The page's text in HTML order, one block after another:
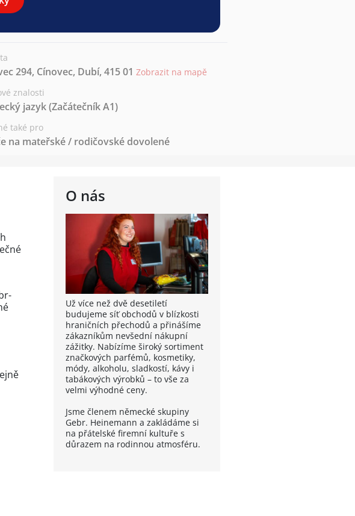
294, Cínovec, Dubí, 415 01 Zobrazit na mapě
znalosti
jazyk(Začátečník A1)
také pro
na mateřské / rodičovské dovolené
O nás
Už více než dvě desetiletí
budujeme síť obchodů v blízkosti
hraničních přechodů a přinášíme
zákazníkům nevšední nákupní
zážitky. Nabízíme široký sortiment
značkových parfémů, kosmetiky,
módy, alkoholu, sladkostí, kávy i
tabákových výrobků – to vše za
velmi výhodné ceny.
Jsme členem německé skupiny
Gebr. Heinemann a zakládáme si
na přátelské firemní kultuře s
důrazem na rodinnou atmosféru.